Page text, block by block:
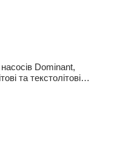
Dominant,
та текстолітові